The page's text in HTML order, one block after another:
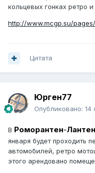
кольцевых гонках ретро
http://www.mcgp.su/
Цитата
Юрген77
Опубликовано: 14
В Роморантен-
января будет проходить
автомобилей, ретро
этого арендовано